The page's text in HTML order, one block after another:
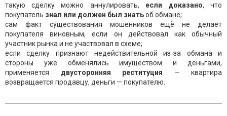
такую сделку можно аннулировать, если доказано, что
покупатель знал или должен был знатьоб обмане;
сам факт существования мошенников ещё не делает
покупателя виновным, если он действовал как обычный
участник рынка и не участвовал в схеме;
если сделку признают недействительной из‑за обмана и
стороны уже обменялись имуществом и деньгами,
применяется двусторонняя реституция — квартира
возвращается продавцу, деньги — покупателю.